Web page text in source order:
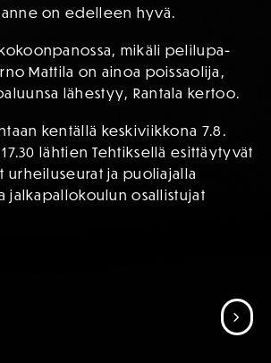
on edelleen hyvä.
mikäli pelilupa-
Mattila on ainoa poissaolija,
lähestyy, Rantala kertoo.
kentällä keskiviikkona 7.8.
lähtien Tehtiksellä esittäytyvät
urheiluseurat ja puoliajalla
jalkapallokoulun osallistujat